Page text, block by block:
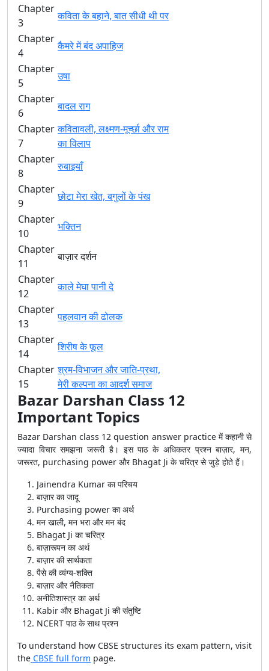
Chapter
3
कविता के बहाने, बात सीधी थी पर
Chapter
4
कैमरे में बंद अपाहिज
Chapter
5
उषा
Chapter
6
बादल राग
Chapter
7
कवितावली, लक्ष्मण-मूर्च्छा और राम
का विलाप
Chapter
8
रुबाइयाँ
Chapter
9
छोटा मेरा खेत, बगुलों के पंख
Chapter
10
भक्तिन
Chapter
11
बाज़ार दर्शन
Chapter
12
काले मेघा पानी दे
Chapter
13
पहलवान की ढोलक
Chapter
14
शिरीष के फूल
Chapter
15
श्रम-विभाजन और जाति-प्रथा,
मेरी कल्पना का आदर्श समाज
Bazar Darshan Class 12
Important Topics
Bazar Darshan class 12 question answer practice में कहानी से
ज्यादा विचार समझना जरूरी है। इस पाठ के अधिकतर प्रश्न बाज़ार, मन,
जरूरत, purchasing power और Bhagat Ji के चरित्र से जुड़े होते हैं।
Jainendra Kumar का परिचय
बाज़ार का जादू
Purchasing power का अर्थ
मन खाली, मन भरा और मन बंद
Bhagat Ji का चरित्र
बाज़ारूपन का अर्थ
बाज़ार की सार्थकता
पैसे की व्यंग्य-शक्ति
बाज़ार और नैतिकता
अनीतिशास्त्र का अर्थ
Kabir और Bhagat Ji की संतुष्टि
NCERT पाठ के साथ प्रश्न
To understand how CBSE structures its exam pattern, visit
the CBSE full form page.